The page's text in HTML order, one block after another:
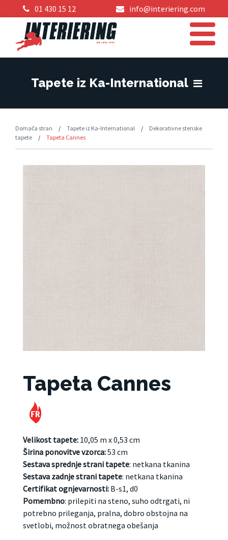
01 430 15 12 info@interiering.com
Tapete iz Ka-International
Domača stran / Tapete iz Ka-International /
Dekorativne stenske
tapete
/ Tapeta Cannes
Tapeta Cannes
Velikost tapete: 10,05 m x 0,53 cm
Širina ponovitve vzorca:53 cm
Sestava sprednje strani tapete: netkana tkanina
Sestava zadnje strani tapete: netkana tkanina
Certifikat ognjevarnosti: B-s1, d0
Pomembno: prilepiti na steno, suho odtrgati, ni
potrebno prileganja, pralna, dobro obstojna na
svetlobi, možnost obratnega obešanja